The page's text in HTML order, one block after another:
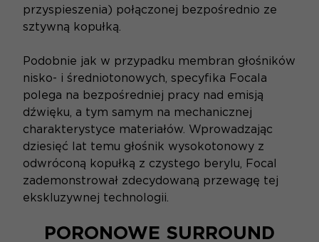
przyspieszenia) połączonej bezpośrednio ze
sztywną kopułką.
Podobnie jak w przypadku membran głośników
nisko- i średniotonowych, specyfika Focala
polega na bezpośredniej pracy nad emisją
dźwięku, a tym samym na mechanicznej
charakterystyce materiałów. Wprowadzając
dziesięć lat temu głośnik wysokotonowy z
odwróconą kopułką z czystego berylu, Focal
zademonstrował zdecydowaną przewagę tej
ekskluzywnej technologii.
PORONOWE SURROUND